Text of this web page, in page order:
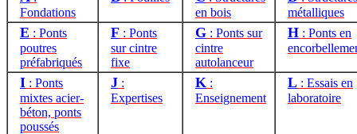
Fondations
en bois
métalliques
E : Ponts
poutres
préfabriqués
F : Ponts
sur cintre
fixe
G : Ponts sur
cintre
autolanceur
H : Ponts en
I : Ponts
mixtes acier-
béton, ponts
poussés
J :
Expertises
K :
Enseignement
L : Essais en
laboratoire